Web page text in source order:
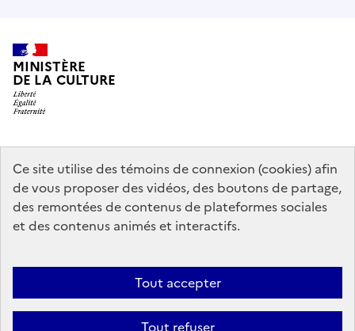
Ce site utilise des témoins de connexion (cookies) afin
de vous proposer des vidéos, des boutons de partage,
des remontées de contenus de plateformes sociales
et des contenus animés et interactifs.
Tout accepter
Tout refuser
MINISTÈRE
DE LA CULTURE
data.gouv.fr legifrance.gouv.fr
info.gouv.fr
service-public.gouv.fr
Mentions légales Accessibilité : partiellement conforme
Politique
d’utilisation des témoins de connexion (cookies)
Plan du site